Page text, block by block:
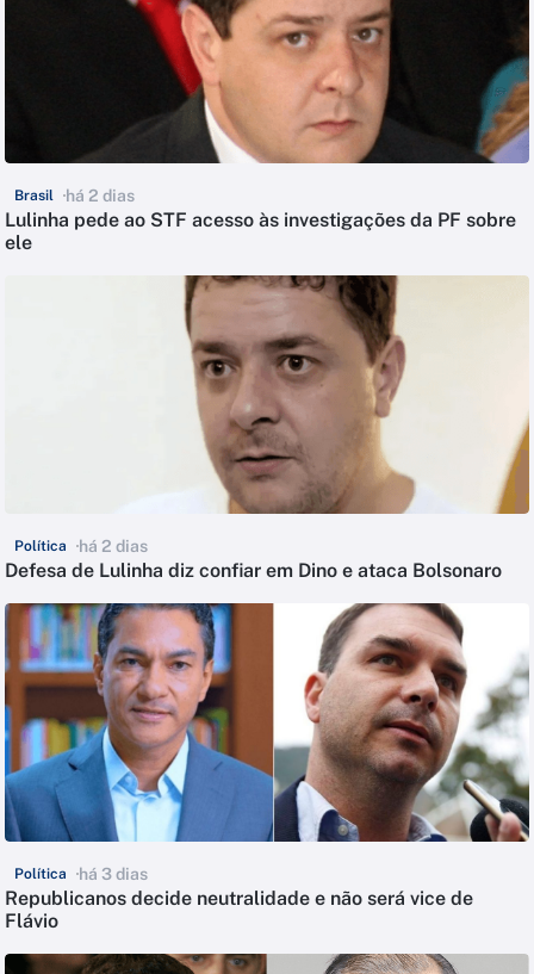
Brasil há 2 dias
Lulinha pede ao STF acesso às investigações da PF sobre
ele
Política há 2 dias
Defesa de Lulinha diz confiar em Dino e ataca Bolsonaro
Política há 3 dias
Republicanos decide neutralidade e não será vice de
Flávio